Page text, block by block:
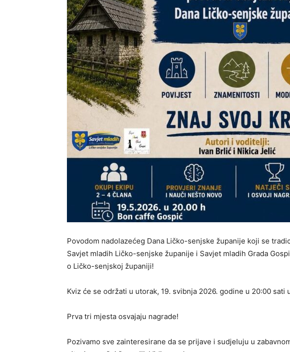
Povodom nadolazećeg Dana Ličko-senjske županije koji se
Savjet mladih Ličko-senjske županije i Savjet mladih Grada
o Ličko-senjskoj županiji!
Kviz će se održati u utorak, 19. svibnja 2026. godine u 20:00 sati
Prva tri mjesta osvajaju nagrade!
Pozivamo sve zainteresirane da se prijave i sudjeluju u